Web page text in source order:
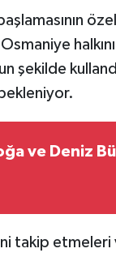
şekilde
ve Deniz
takip